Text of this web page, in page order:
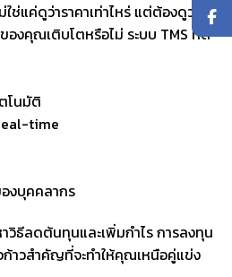
ใช่แค่ดูว่าราคาเท่าไหร่ แต่ต้องดูว่ามี
องคุณเติบโตหรือไม่ ระบบ TMS ที่ดี
โนมัติ
time
งบุคคลากร
ธีลดต้นทุนและเพิ่มกำไร การลงทุน
าวสำคัญที่จะทำให้คุณเหนือคู่แข่ง